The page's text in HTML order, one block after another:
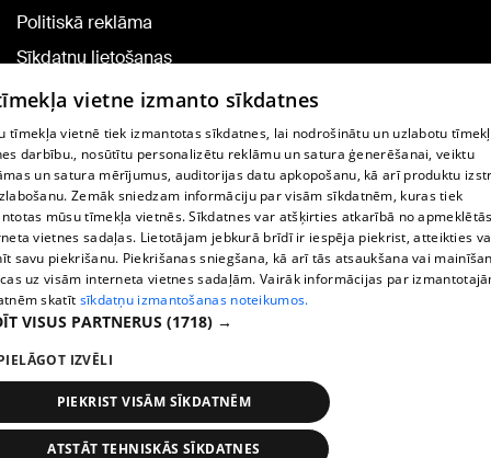
Politiskā reklāma
Sīkdatņu lietošanas
noteikumi
Komentāru pievienošana
TV programma
Līguma noteikumi
360 Ziņu kontakti
Helio Media
Portāla palīdzības dienests: e-pasts -
All rights reserved.
vietne izmanto sīkdatnes
tīmekļa vietnē tiek izmantotas sīkdatnes, lai nodrošinātu un uzlabotu
darbību., nosūtītu personalizētu reklāmu un satura ģenerēšanai, veiktu
un satura mērījumus, auditorijas datu apkopošanu, kā arī produktu
Zemāk sniedzam informāciju par visām sīkdatnēm, kuras tiek
mūsu tīmekļa vietnēs. Sīkdatnes var atšķirties atkarībā no
vietnes sadaļas. Lietotājam jebkurā brīdī ir iespēja piekrist, atteikties
savu piekrišanu. Piekrišanas sniegšana, kā arī tās atsaukšana vai
uz visām interneta vietnes sadaļām. Vairāk informācijas par
skatīt sīkdatņu izmantošanas noteikumos.
VISUS PARTNERUS (1718) →
IZVĒLI
PIEKRIST VISĀM SĪKDATNĒM
ATSTĀT TEHNISKĀS SĪKDATNES